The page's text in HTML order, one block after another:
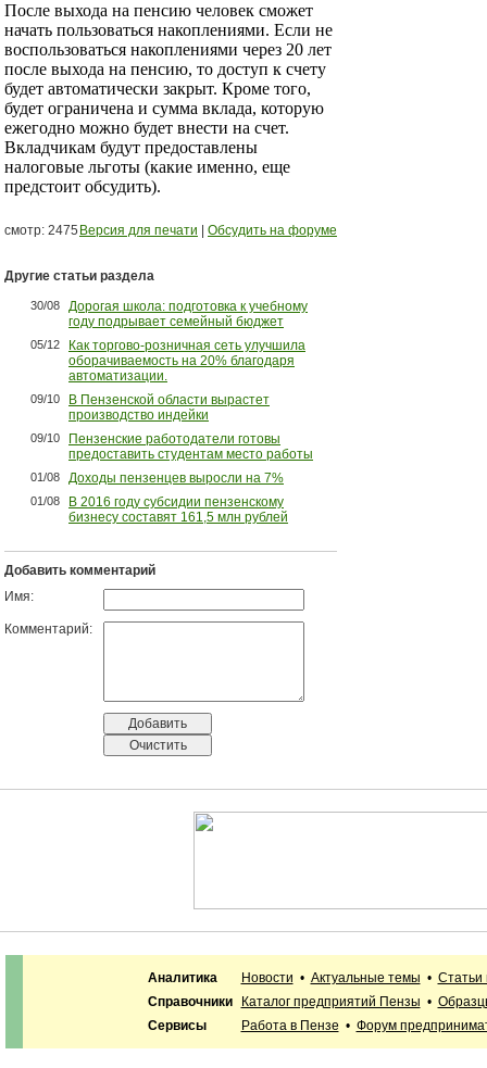
После выхода на пенсию человек сможет
начать пользоваться накоплениями. Если не
воспользоваться накоплениями через 20 лет
после выхода на пенсию, то доступ к счету
будет автоматически закрыт. Кроме того,
будет ограничена и сумма вклада, которую
ежегодно можно будет внести на счет.
Вкладчикам будут предоставлены
налоговые льготы (какие именно, еще
предстоит обсудить).
смотр: 2475 Версия для печати Обсудить на форуме
Другие статьи раздела
30/08
Дорогая школа: подготовка к учебному
году подрывает семейный бюджет
05/12
Как торгово-розничная сеть улучшила
оборачиваемость на 20% благодаря
автоматизации.
09/10
В Пензенской области вырастет
производство индейки
09/10
Пензенские работодатели готовы
предоставить студентам место работы
01/08 Доходы пензенцев выросли на 7%
01/08
В 2016 году субсидии пензенскому
бизнесу составят 161,5 млн рублей
Добавить комментарий
Имя:
Комментарий:
Аналитика Новости • Актуальные темы • Статьи
Справочники
Каталог предприятий Пензы •
Сервисы
Работа в Пензе • Форум